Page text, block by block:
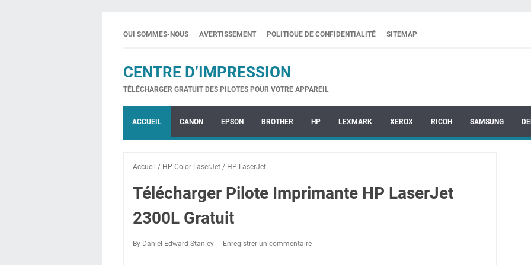
QUI SOMMES-NOUS AVERTISSEMENT POLITIQUE DE CONFIDENTIALITÉ SITEMAP
CENTRE D’IMPRESSION
TÉLÉCHARGER GRATUIT DES PILOTES POUR VOTRE APPAREIL
ACCUEIL CANON EPSON BROTHER HP LEXMARK XEROX RICOH SAMSUNG
Accueil / HP Color LaserJet / HP LaserJet
Télécharger Pilote Imprimante HP LaserJet
2300L Gratuit
By Daniel Edward Stanley Enregistrer un commentaire